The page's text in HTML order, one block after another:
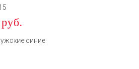
синие